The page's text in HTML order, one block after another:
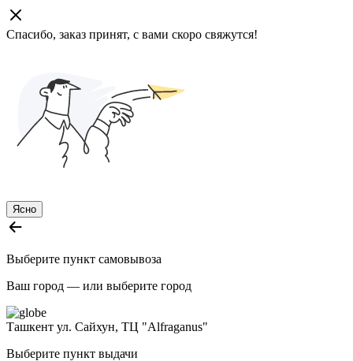
Спасибо, заказ принят, с вами скоро свяжутся!
Ясно
Выберите пункт самовывоза
Ваш город — или выберите город
Ташкент ул. Сайхун, ТЦ "Alfraganus"
Выберите пункт выдачи